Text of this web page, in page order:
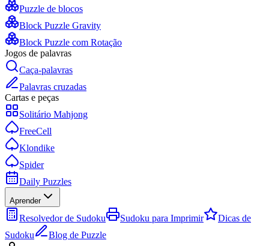
Puzzle de blocos
Block Puzzle Gravity
Block Puzzle com Rotação
Jogos de palavras
Caça-palavras
Palavras cruzadas
Cartas e peças
Solitário Mahjong
FreeCell
Klondike
Spider
Daily Puzzles
Aprender
Resolvedor de Sudoku Sudoku para Imprimir
Dicas de
Sudoku
Blog de Puzzle